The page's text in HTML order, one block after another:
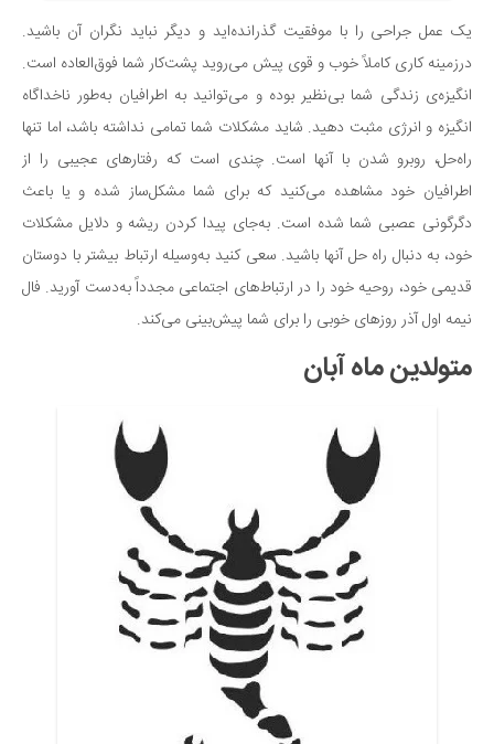
یک عمل جراحی را با موفقیت گذرانده‌اید و دیگر نباید نگران آن باشید.
درزمینه کاری کاملاً خوب و قوی پیش می‌روید پشت‌کار شما فوق‌العاده است.
انگیزه‌ی زندگی شما بی‌نظیر بوده و می‌توانید به اطرافیان به‌طور ناخداگاه
انگیزه و انرژی مثبت دهید. شاید مشکلات شما تمامی نداشته باشد، اما تنها
راه‌حل، روبرو شدن با آنها است. چندی است که رفتارهای عجیبی را از
اطرافیان خود مشاهده می‌کنید که برای شما مشکل‌ساز شده و یا باعث
دگرگونی عصبی شما شده است. به‌جای پیدا کردن ریشه و دلایل مشکلات
خود، به دنبال راه حل‌ آنها باشید. سعی کنید به‌وسیله ارتباط بیشتر با دوستان
قدیمی خود، روحیه خود را در ارتباط‌های اجتماعی مجدداً به‌دست آورید. فال
نیمه اول آذر روزهای خوبی را برای شما پیش‌بینی می‌کند.
متولدین ماه آبان